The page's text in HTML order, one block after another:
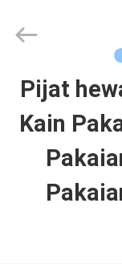
RUMAH
PRODUK
TENTANG
Ningbo
Reserved.
Pijat
Kain